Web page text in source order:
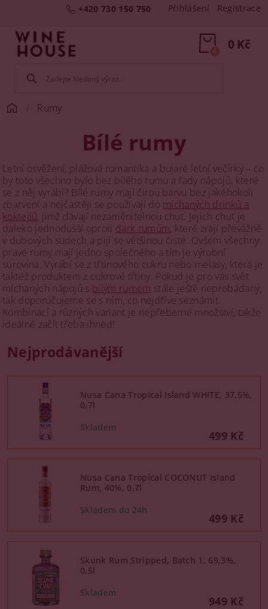
+420 730 150 750 Přihlášení Registrace
0 Kč
0
Rumy
Bílé rumy
Letní osvěžení, plážová romantika a bujaré letní večírky – co
by toto všechno bylo bez bílého rumu a řady nápojů, které
se z něj vyrábí? Bílé rumy mají čirou barvu bez jakéhokoli
zbarvení a nejčastěji se používají do míchaných drinků a
koktejlů, jimž dávají nezaměnitelnou chuť. Jejich chuť je
daleko jednodušší oproti dark rumům, které zrají převážně
v dubových sudech a pijí se většinou čisté. Ovšem všechny
pravé rumy mají jedno společného a tím je výrobní
surovina. Vyrábí se z třtinového cukru nebo melasy, která je
taktéž produktem z cukrové třtiny. Pokud je pro vás svět
míchaných nápojů s bílým rumem stále ještě neprobádaný,
tak doporučujeme se s ním, co nejdříve seznámit.
Kombinací a různých variant je nepřeberné množství, takže
ideálně začít třeba ihned!
Nejprodávanější
Nusa Cana Tropical Island WHITE, 37,5%,
0,7l
499 Kč
Nusa Cana Tropical COCONUT Island
Rum, 40%, 0,7l
499 Kč
Skunk Rum Stripped, Batch 1, 69,3%,
0,5l
949 Kč